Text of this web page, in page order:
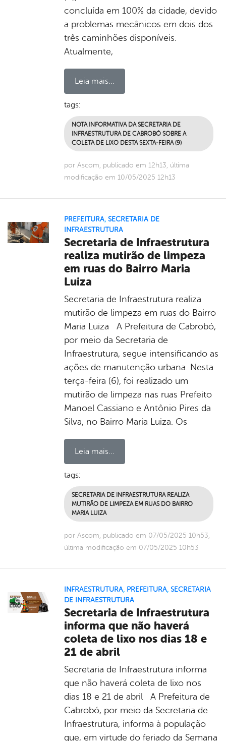
concluída em 100% da cidade, devido
a problemas mecânicos em dois dos
três caminhões disponíveis.
Atualmente,
Leia mais...
tags:
NOTA INFORMATIVA DA SECRETARIA DE
INFRAESTRUTURA DE CABROBÓ SOBRE A
COLETA DE LIXO DESTA SEXTA-FEIRA (9)
por Ascom, publicado em 12h13, última
modificação em 10/05/2025 12h13
PREFEITURA, SECRETARIA DE
INFRAESTRUTURA
Secretaria de Infraestrutura
realiza mutirão de limpeza
em ruas do Bairro Maria
Luiza
Secretaria de Infraestrutura realiza
mutirão de limpeza em ruas do Bairro
Maria Luiza A Prefeitura de Cabrobó,
por meio da Secretaria de
Infraestrutura, segue intensificando as
ações de manutenção urbana. Nesta
terça-feira (6), foi realizado um
mutirão de limpeza nas ruas Prefeito
Manoel Cassiano e Antônio Pires da
Silva, no Bairro Maria Luiza. Os
Leia mais...
tags:
SECRETARIA DE INFRAESTRUTURA REALIZA
MUTIRÃO DE LIMPEZA EM RUAS DO BAIRRO
MARIA LUIZA
por Ascom, publicado em 07/05/2025 10h53,
última modificação em 07/05/2025 10h53
INFRAESTRUTURA, PREFEITURA, SECRETARIA
DE INFRAESTRUTURA
Secretaria de Infraestrutura
informa que não haverá
coleta de lixo nos dias 18 e
21 de abril
Secretaria de Infraestrutura informa
que não haverá coleta de lixo nos
dias 18 e 21 de abril A Prefeitura de
Cabrobó, por meio da Secretaria de
Infraestrutura, informa à população
que, em virtude do feriado da Semana